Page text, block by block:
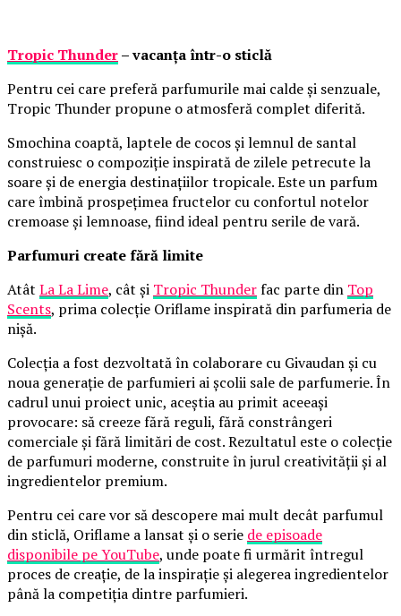
Tropic Thunder– vacanța într-o sticlă
Pentru cei care preferă parfumurile mai calde și senzuale,
Tropic Thunder propune o atmosferă complet diferită.
Smochina coaptă, laptele de cocos și lemnul de santal
construiesc o compoziție inspirată de zilele petrecute la
soare și de energia destinațiilor tropicale. Este un parfum
care îmbină prospețimea fructelor cu confortul notelor
cremoase și lemnoase, fiind ideal pentru serile de vară.
Parfumuri create fără limite
Atât La La Lime, cât și Tropic Thunderfac parte din Top
Scents, prima colecție Oriflame inspirată din parfumeria de
nișă.
Colecția a fost dezvoltată în colaborare cu Givaudan și cu
noua generație de parfumieri ai școlii sale de parfumerie. În
cadrul unui proiect unic, aceștia au primit aceeași
provocare: să creeze fără reguli, fără constrângeri
comerciale și fără limitări de cost. Rezultatul este o colecție
de parfumuri moderne, construite în jurul creativității și al
ingredientelor premium.
Pentru cei care vor să descopere mai mult decât parfumul
din sticlă, Oriflame a lansat și o serie de episoade
disponibile pe YouTube, unde poate fi urmărit întregul
proces de creație, de la inspirație și alegerea ingredientelor
până la competiția dintre parfumieri.